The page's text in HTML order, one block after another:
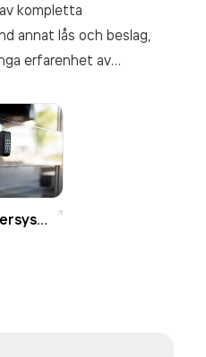
kompletta
annat lås och beslag,
erfarenhet av
Passersystem